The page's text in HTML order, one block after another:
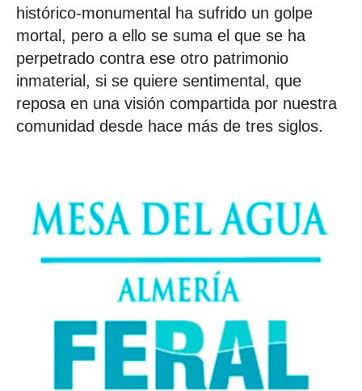
histórico-monumental ha sufrido un golpe
mortal, pero a ello se suma el que se ha
perpetrado contra ese otro patrimonio
inmaterial, si se quiere sentimental, que
reposa en una visión compartida por nuestra
comunidad desde hace más de tres siglos.